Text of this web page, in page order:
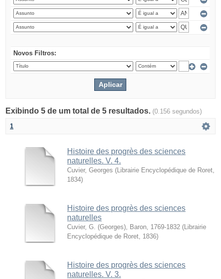
Novos Filtros:
Exibindo 5 de um total de 5 resultados. (0.156 segundos)
1
Histoire des progrès des sciences
naturelles. V. 4.
Cuvier, Georges ( Librairie Encyclopédique de Roret
1834)
Histoire des progrès des sciences
naturelles
Cuvier, G. (Georges), Baron, 1769-1832 ( Librairie
Encyclopédique de Roret 1836)
Histoire des progrès des sciences
naturelles. V. 3.